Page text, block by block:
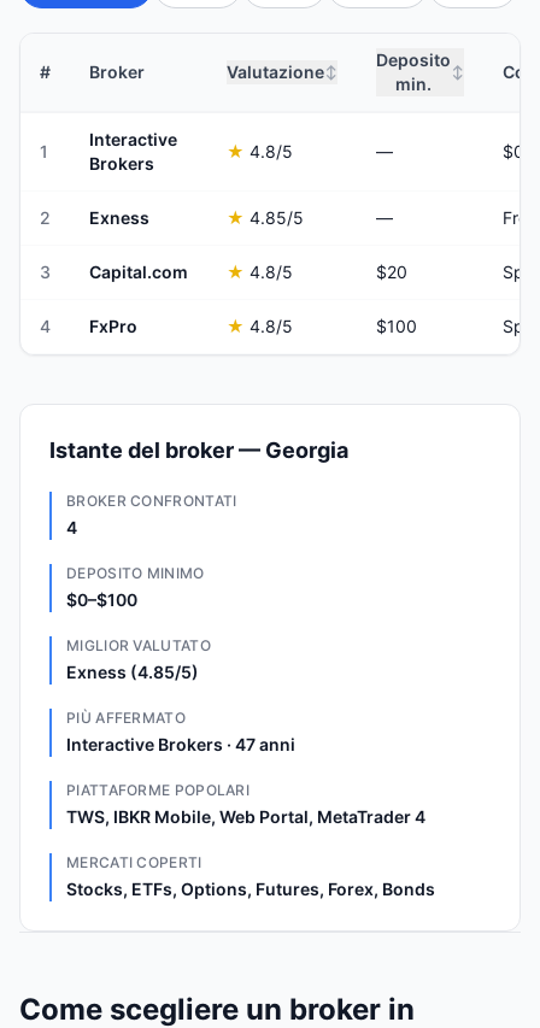
# Broker Valutazione↕
Deposito
min.
↕
1
Interactive
Brokers
★ 4.8/5 —
2 Exness ★ 4.85/5 —
3 Capital.com ★ 4.8/5 $20
4 FxPro ★ 4.8/5 $100
Istante del broker — Georgia
BROKER CONFRONTATI
4
DEPOSITO MINIMO
$0–$100
MIGLIOR VALUTATO
Exness (4.85/5)
PIÙ AFFERMATO
Interactive Brokers · 47 anni
PIATTAFORME POPOLARI
TWS, IBKR Mobile, Web Portal, MetaTrader 4
MERCATI COPERTI
Stocks, ETFs, Options, Futures, Forex, Bonds
Come scegliere un broker in